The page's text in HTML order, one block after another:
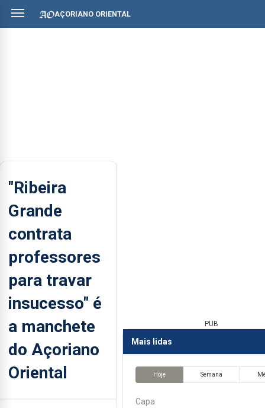
AÇORIANO ORIENTAL
"Ribeira
Grande
contrata
professores
para travar
insucesso" é
a manchete
do Açoriano
Oriental
PUB
Mais lidas
Hoje Semana
Capa